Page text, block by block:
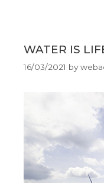
WATER IS
16/03/2021 by